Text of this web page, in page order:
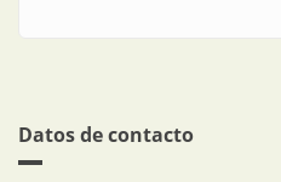
Datos de contacto